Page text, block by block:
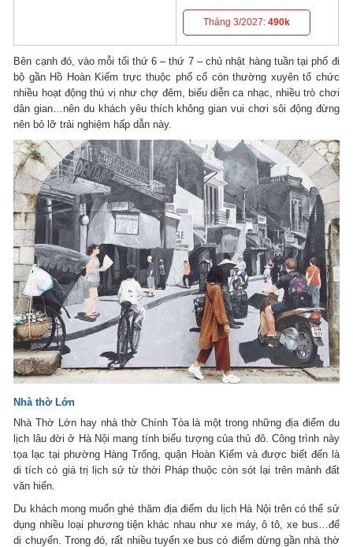
Tháng 3/2027:490k
Bên cạnh đó, vào mỗi tối thứ 6 – thứ 7 – chủ nhật hàng tuần tại phố đi
bộ gần Hồ Hoàn Kiếm trực thuộc phố cổ còn thường xuyên tổ chức
nhiều hoạt động thú vị như chợ đêm, biểu diễn ca nhạc, nhiều trò chơi
dân gian…nên du khách yêu thích không gian vui chơi sôi động đừng
nên bỏ lỡ trải nghiệm hấp dẫn này.
Nhà thờ Lớn
Nhà Thờ Lớn hay nhà thờ Chính Tòa là một trong những địa điểm du
lịch lâu đời ở Hà Nội mang tính biểu tượng của thủ đô. Công trình này
tọa lạc tại phường Hàng Trống, quận Hoàn Kiếm và được biết đến là
di tích có giá trị lịch sử từ thời Pháp thuộc còn sót lại trên mảnh đất
văn hiến.
Du khách mong muốn ghé thăm địa điểm du lịch Hà Nội trên có thể sử
dụng nhiều loại phương tiện khác nhau như xe máy, ô tô, xe bus…để
di chuyển. Trong đó, rất nhiều tuyến xe bus có điểm dừng gần nhà thờ